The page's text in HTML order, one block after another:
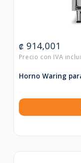
₡ 914,001
Horno Waring